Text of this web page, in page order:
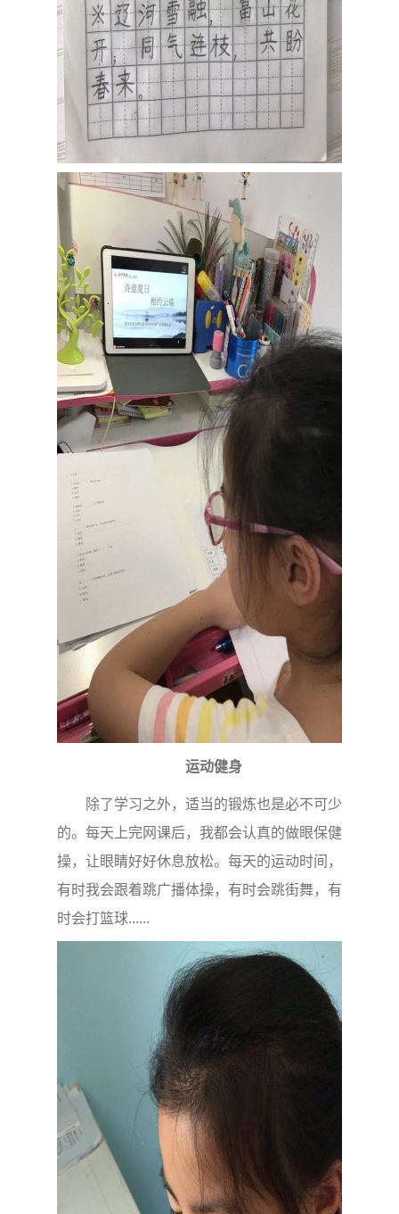
运动健身
除了学习之外，适当的锻炼也是必不可少
的。每天上完网课后，我都会认真的做眼保健
操，让眼睛好好休息放松。每天的运动时间，
有时我会跟着跳广播体操，有时会跳街舞，有
时会打篮球......